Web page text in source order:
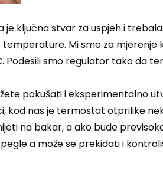
ključna stvar za uspjeh i
Mi smo za mjerenje
Podesili smo regulator tako da
pokušati i eksperimentalno
kod nas je termostat otprilike
na bakar, a ako bude
a može se prekidati i